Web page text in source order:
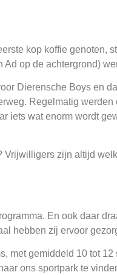
kop koffie
op de achtergrond)
Dierensche Boys en
Regelmatig
iets wat enorm wordt
zijn altijd
En ook daar
hebben zij ervoor
met gemiddeld 10 tot
ons sportpark te